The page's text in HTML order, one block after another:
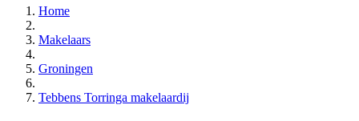
Home
Makelaars
Groningen
Tebbens Torringa makelaardij